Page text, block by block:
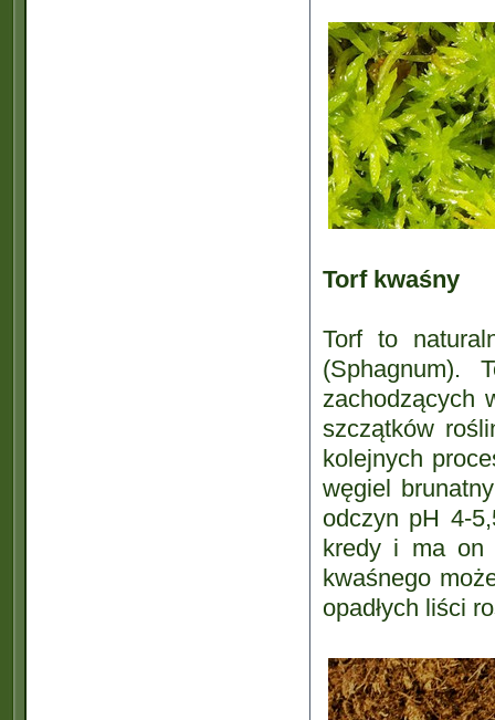
Torf kwaśny
Torf to
(Sphagnum).
zachodzących
szczątków
kolejnych
węgiel
odczyn pH 4-
kredy i ma on
kwaśnego
opadłych liści